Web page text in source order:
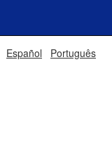
Español Português